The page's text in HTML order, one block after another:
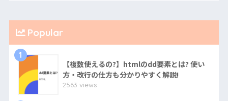
Popular
1
【複数使えるの?】htmlのdd要素とは? 使い
方・改行の仕方も分かりやすく解説!
2563 views